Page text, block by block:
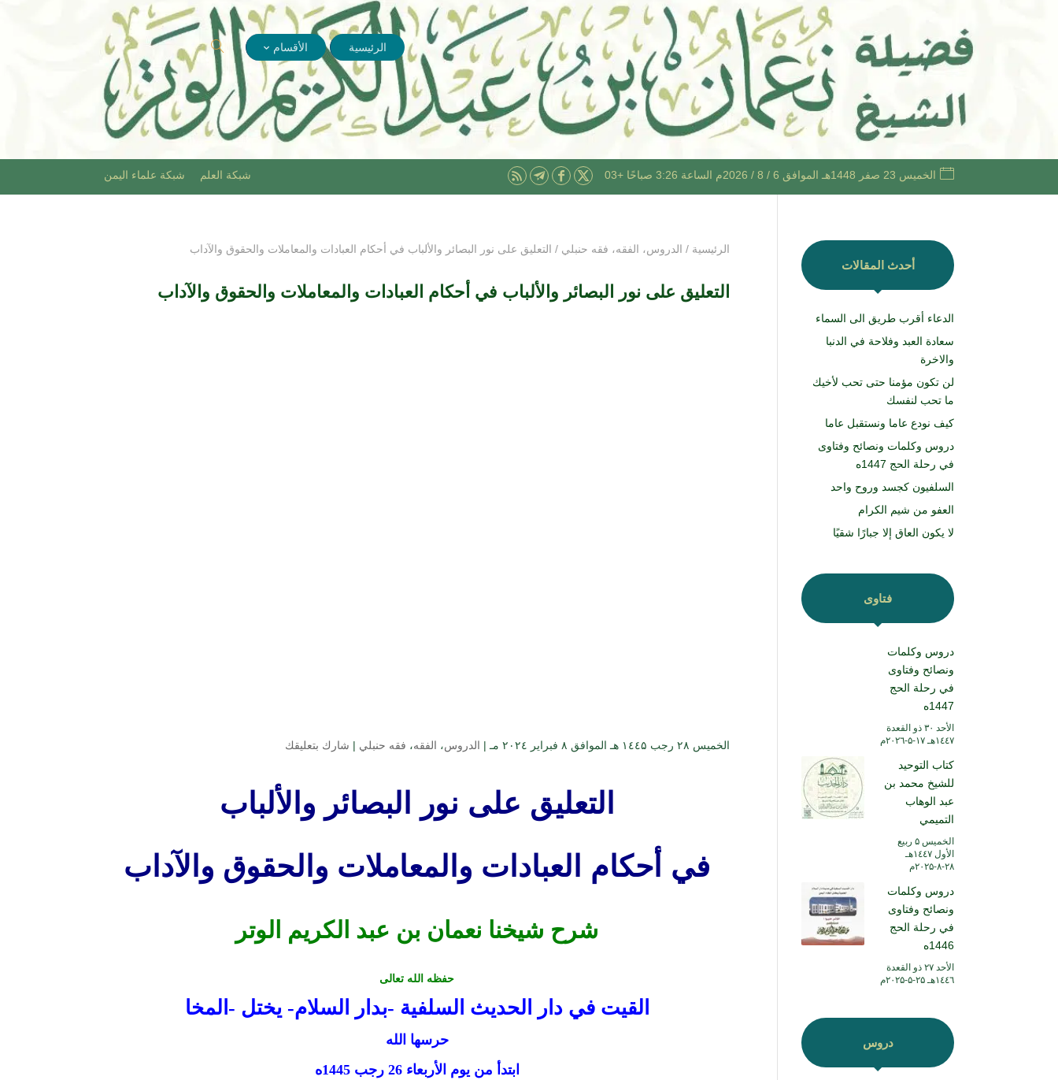
الرئيسية الأقسام
الخميس 23 صفر 1448هـ الموافق 6 / 8 / 2026م الساعة 3:26 صباحًا +03 شبكة العلم شبكة علماء اليمن
الرئيسية / الدروس، الفقه، فقه حنبلي / التعليق على نور البصائر والألباب في أحكام العبادات والمعاملات والحقوق والآداب
التعليق على نور البصائر والألباب في أحكام العبادات والمعاملات والحقوق والآداب
الخميس ۲۸ رجب ۱٤٤۵ هـ الموافق ۸ فبراير ۲۰۲٤ مـ | الدروس، الفقه، فقه حنبلي | شارك بتعليقك
التعليق على نور البصائر والألباب
في أحكام العبادات والمعاملات والحقوق والآداب
شرح شيخنا نعمان بن عبد الكريم الوتر
حفظه الله تعالى
القيت في دار الحديث السلفية -بدار السلام- يختل -المخا
حرسها الله
ابتدأ من يوم الأربعاء 26 رجب 1445ه
أحدث المقالات
الدعاء أقرب طريق الى السماء
سعادة العبد وفلاحة في الدنبا
والاخرة
لن تكون مؤمنا حتى تحب لأخيك
ما تحب لنفسك
كيف نودع عاما ونستقبل عاما
دروس وكلمات ونصائح وفتاوى
في رحلة الحج 1447ه
السلفيون كجسد وروح واحد
العفو من شيم الكرام
لا يكون العاق إلا جبارًا شقيًا
فتاوى
دروس وكلمات
ونصائح وفتاوى
في رحلة الحج
1447ه
الأحد ۳۰ ذو القعدة
۱٤٤۷هـ ۱۷-۵-۲۰۲٦م
كتاب التوحيد
للشيخ محمد بن
عبد الوهاب
التميمي
الخميس ۵ ربيع
الأول ۱٤٤۷هـ
۲۸-۸-۲۰۲۵م
دروس وكلمات
ونصائح وفتاوى
في رحلة الحج
1446ه
الأحد ۲۷ ذو القعدة
۱٤٤٦هـ ۲۵-۵-۲۰۲۵م
دروس